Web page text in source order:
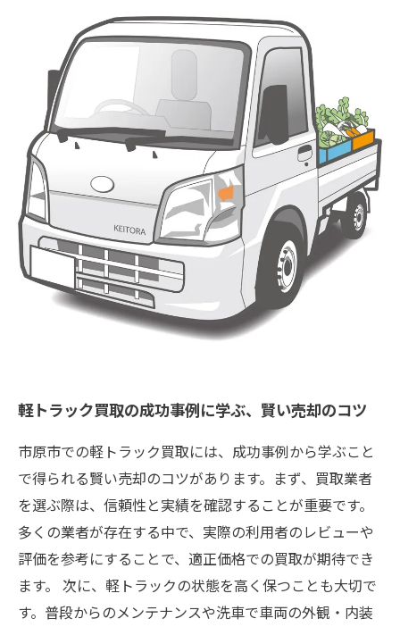
軽トラック買取の成功事例に学ぶ、賢い売却のコツ
市原市での軽トラック買取には、成功事例から学ぶこと
で得られる賢い売却のコツがあります。まず、買取業者
を選ぶ際は、信頼性と実績を確認することが重要です。
多くの業者が存在する中で、実際の利用者のレビューや
評価を参考にすることで、適正価格での買取が期待でき
ます。 次に、軽トラックの状態を高く保つことも大切で
す。普段からのメンテナンスや洗車で車両の外観・内装